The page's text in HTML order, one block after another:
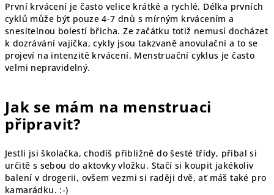
První krvácení je často velice krátké a rychlé. Délka prvních
cyklů může být pouze 4-7 dnů s mírným krvácením a
snesitelnou bolestí břicha. Ze začátku totiž nemusí docházet
k dozrávání vajíčka, cykly jsou takzvaně anovulační a to se
projeví na intenzitě krvácení. Menstruační cyklus je často
velmi nepravidelný.
Jak se mám na menstruaci
připravit?
Jestli jsi školačka, chodíš přibližně do šesté třídy, přibal si
určitě s sebou do aktovky vložku. Stačí si koupit jakékoliv
balení v drogerii, ovšem vezmi si raději dvě, ať máš také pro
kamarádku. :-)